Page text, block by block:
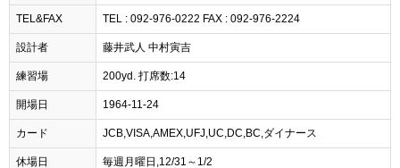
TEL&FAX TEL : 092-976-0222 FAX : 092-976-2224
設計者 藤井武人 中村寅吉
練習場 200yd. 打席数:14
開場日 1964-11-24
カード JCB,VISA,AMEX,UFJ,UC,DC,BC,ダイナース
休場日 毎週月曜日,12/31～1/2